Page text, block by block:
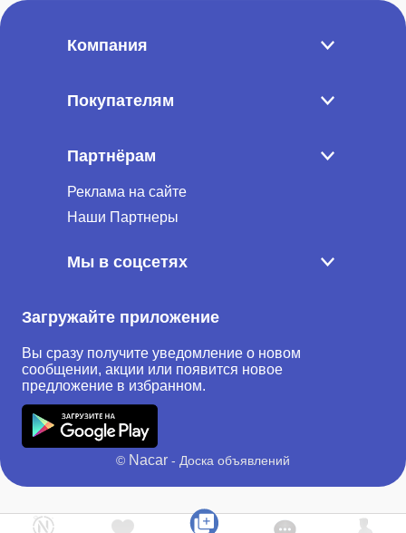
Компания
Покупателям
Партнёрам
Реклама на сайте
Наши Партнеры
Мы в соцсетях
Загружайте приложение
Вы сразу получите уведомление о новом
сообщении, акции или появится новое
предложение в избранном.
© Nacar - Доска объявлений